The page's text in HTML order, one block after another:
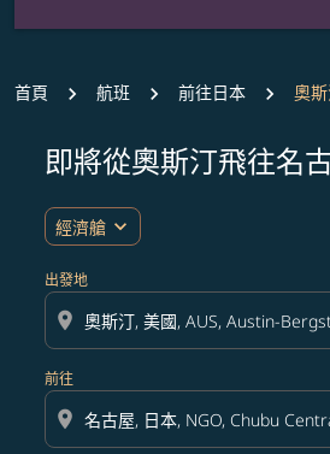
首頁 航班 前往日本 奧
即將從奧斯汀飛往名
經濟艙 expand_more
出發地
location_on
前往
location_on
無符合您設定條件的票價，請調